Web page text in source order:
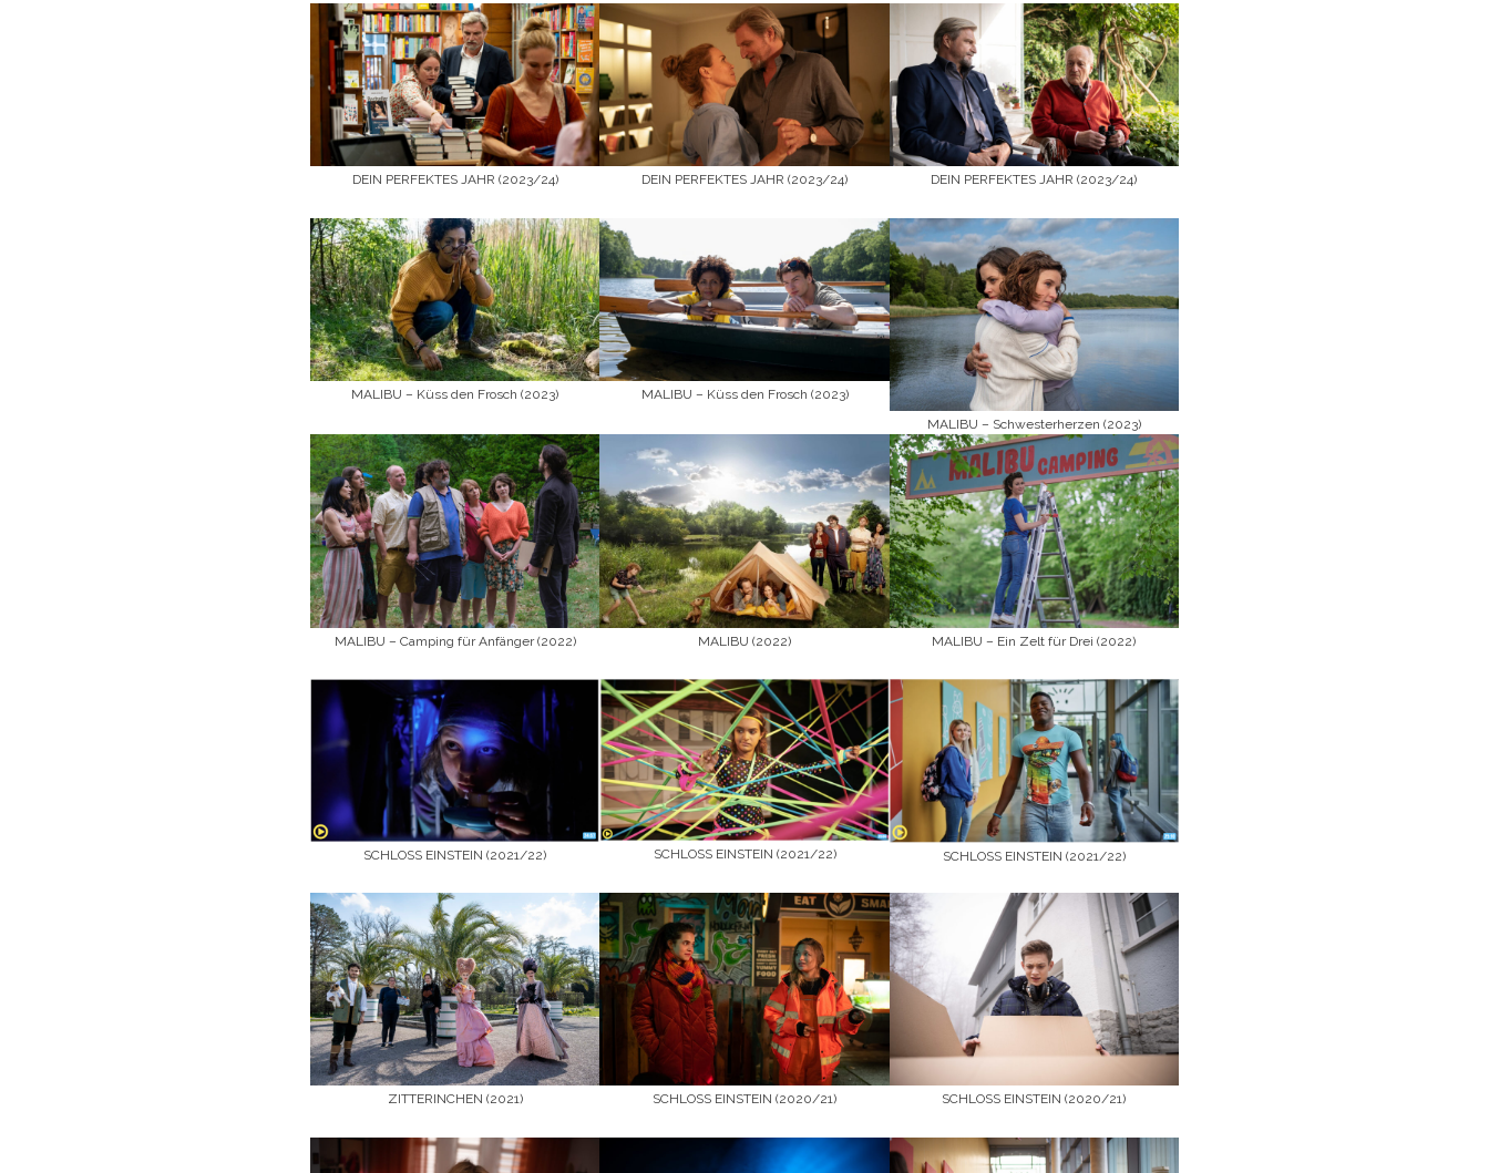
DEIN PERFEKTES JAHR (2023/24) DEIN PERFEKTES JAHR (2023/24) DEIN PERFEKTES JAHR (2023/24)
MALIBU – Küss den Frosch (2023)
MALIBU – Küss den Frosch (2023)
MALIBU – Schwesterherzen (2023)
MALIBU – Camping für Anfänger (2022) MALIBU (2022) MALIBU – Ein Zelt für Drei (2022)
SCHLOSS EINSTEIN (2021/22) SCHLOSS EINSTEIN (2021/22) SCHLOSS EINSTEIN (2021/22)
ZITTERINCHEN (2021) SCHLOSS EINSTEIN (2020/21) SCHLOSS EINSTEIN (2020/21)